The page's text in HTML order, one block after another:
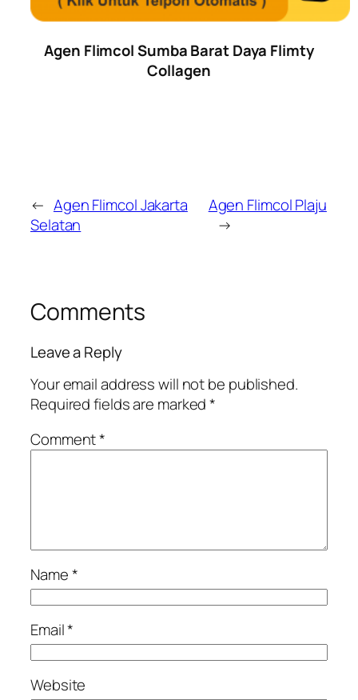
Agen Flimcol Sumba Barat Daya Flimty
Collagen
← Agen Flimcol Jakarta
Selatan
Agen Flimcol Plaju
→
Comments
Leave a Reply
Your email address will not be published.
Required fields are marked*
Comment*
Name*
Email*
Website